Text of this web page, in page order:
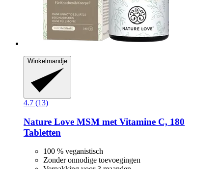
Winkelmandje
4.7 (13)
Nature Love MSM met Vitamine C, 180
Tabletten
100 % veganistisch
Zonder onnodige toevoegingen